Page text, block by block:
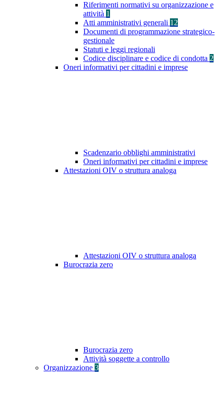
Riferimenti normativi su organizzazione e
attività 1
Atti amministrativi generali 12
Documenti di programmazione strategico-
gestionale
Statuti e leggi regionali
Codice disciplinare e codice di condotta 2
Oneri informativi per cittadini e imprese
Scadenzario obblighi amministrativi
Oneri informativi per cittadini e imprese
Attestazioni OIV o struttura analoga
Attestazioni OIV o struttura analoga
Burocrazia zero
Burocrazia zero
Attività soggette a controllo
Organizzazione 3